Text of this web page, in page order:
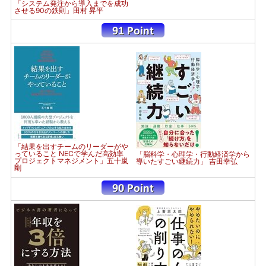
「システム発注から導入までを成功
させる90の鉄則」田村 昇平
「結果を出すチームのリーダーがや
っていること NECで学んだ高効率
プロジェクトマネジメント」五十嵐
剛
「脳科学・心理学・行動経済学から
導いたすごい継続力」 吉田幸弘